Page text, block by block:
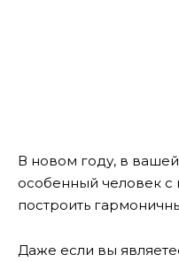
В новом году, в
особенный человек с
построить
Даже если вы